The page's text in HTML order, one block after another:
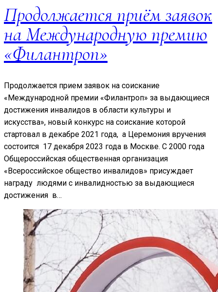
Продолжается приём заявок
на Международную премию
«Филантроп»
Продолжается прием заявок на соискание
«Международной премии «Филантроп» за выдающиеся
достижения инвалидов в области культуры и
искусства», новый конкурс на соискание которой
стартовал в декабре 2021 года, а Церемония вручения
состоится 17 декабря 2023 года в Москве. С 2000 года
Общероссийская общественная организация
«Всероссийское общество инвалидов» присуждает
награду людями с инвалидностью за выдающиеся
достижения в…